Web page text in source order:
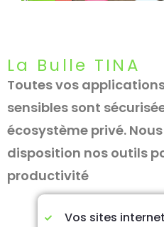
La Bulle TINA
Toutes vos
sensibles sont
écosystème privé.
disposition nos outils
productivité
Vos sites internet